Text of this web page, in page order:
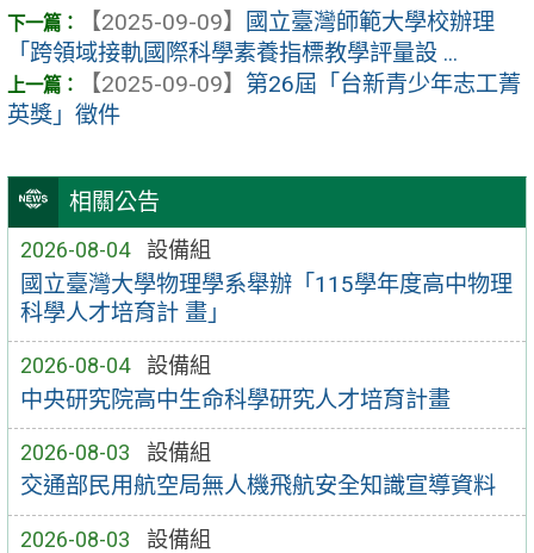
相關公告
2026-08-04 設備組
國立臺灣大學物理學系舉辦「115學年度高中物理
科學人才培育計 畫」
2026-08-04 設備組
中央研究院高中生命科學研究人才培育計畫
2026-08-03 設備組
交通部民用航空局無人機飛航安全知識宣導資料
2026-08-03 設備組
【2025-09-09】
國立臺灣師範大學校辦理
「跨領域接軌國際科學素養指標教學評量設 ...
【2025-09-09】 第26屆「台新青少年志工菁
英獎」徵件